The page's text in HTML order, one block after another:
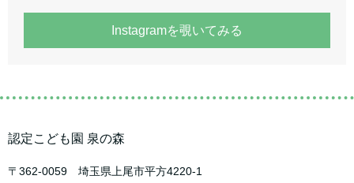
Instagramを覗いてみる
認定こども園 泉の森
〒362-0059 埼玉県上尾市平方4220-1